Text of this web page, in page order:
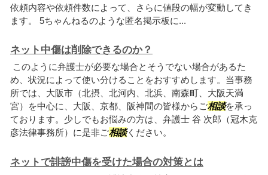
依頼内容や依頼件数によって、さらに値段の幅が変動してき
ます。 5ちゃんねるのような匿名掲示板に...
ネット中傷は削除できるのか？
このように弁護士が必要な場合とそうでない場合があるた
め、状況によって使い分けることをおすすめします。当事務
所では、大阪市（北摂、北河内、北浜、南森町、大阪天満
宮）を中心に、大阪、京都、阪神間の皆様からご相談を承っ
ております。少しでもお悩みの方は、弁護士 谷 次郎（冠木克
彦法律事務所）に是非ご相談ください。
ネットで誹謗中傷を受けた場合の対策とは